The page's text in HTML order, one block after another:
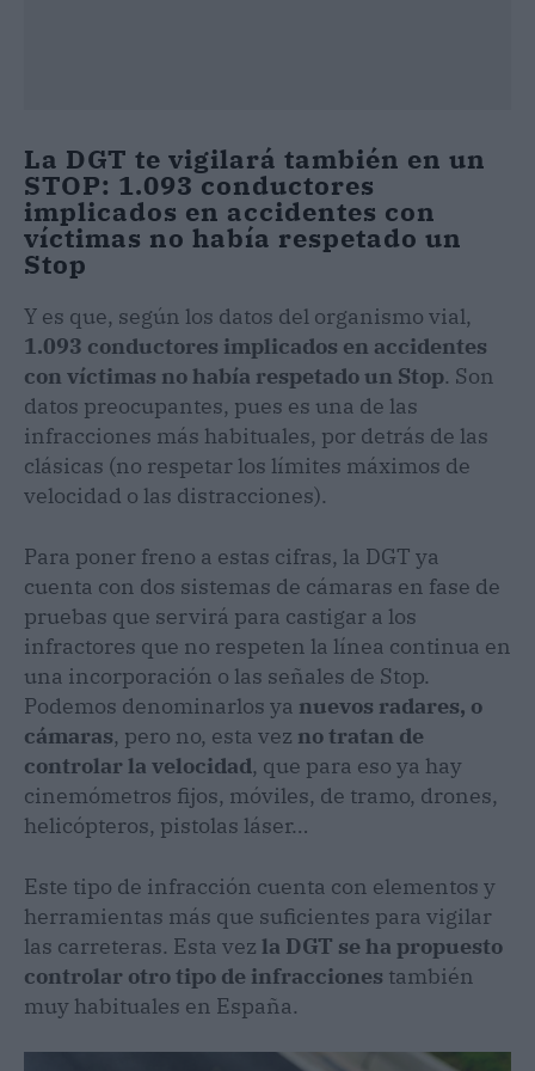
La DGT te vigilará también en un
STOP: 1.093 conductores
implicados en accidentes con
víctimas no había respetado un
Stop
Y es que, según los datos del organismo vial,
1.093 conductores implicados en accidentes
con víctimas no había respetado un Stop. Son
datos preocupantes, pues es una de las
infracciones más habituales, por detrás de las
clásicas (no respetar los límites máximos de
velocidad o las distracciones).
Para poner freno a estas cifras, la DGT ya
cuenta con dos sistemas de cámaras en fase de
pruebas que servirá para castigar a los
infractores que no respeten la línea continua en
una incorporación o las señales de Stop.
Podemos denominarlos ya nuevos radares, o
cámaras, pero no, esta vez no tratan de
controlar la velocidad, que para eso ya hay
cinemómetros fijos, móviles, de tramo, drones,
helicópteros, pistolas láser…
Este tipo de infracción cuenta con elementos y
herramientas más que suficientes para vigilar
las carreteras. Esta vez la DGT se ha propuesto
controlar otro tipo de infracciones también
muy habituales en España.